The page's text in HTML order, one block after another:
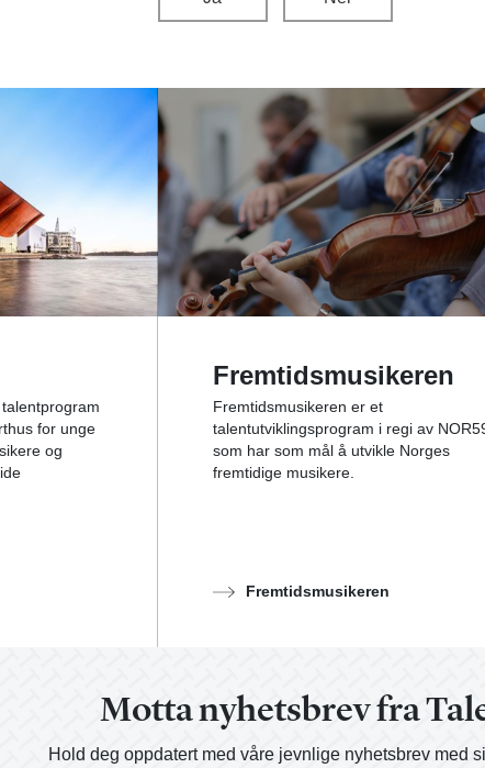
for unge
og
Fremtidsmusikeren
Fremtidsmusikeren er et
talentutviklingsprogram i regi av
som har som mål å utvikle Norges
fremtidige musikere.
Fremtidsmusikeren
Motta nyhetsbrev fra
Hold deg oppdatert med våre jevnlige nyhetsbrev med